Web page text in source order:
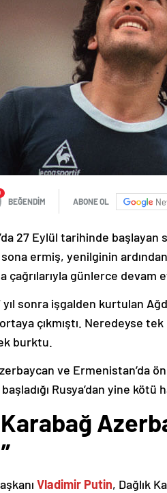
BEĞENDİM ABONE OL
27 Eylül tarihinde
ermiş, yenilginin
çağrılarıyla günlerce devam
yıl sonra işgalden kurtulan
ortaya çıkmıştı. Neredeyse
burktu.
ve Ermenistan’da
Rusya’dan yine kötü
Karabağ
Vladimir Putin, Dağlık